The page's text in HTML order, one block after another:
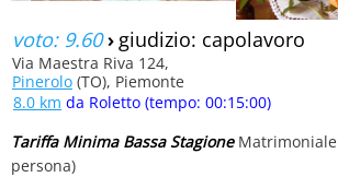
voto: 9.60› giudizio: capolavoro
Via Maestra Riva 124,
Pinerolo (TO), Piemonte
8.0 km da Roletto (tempo: 00:15:00)
Tariffa Minima Bassa StagioneMatrimoniale
persona)